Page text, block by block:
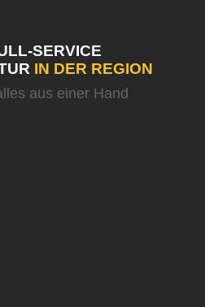
SERVICE
IN DER REGION
aus einer Hand